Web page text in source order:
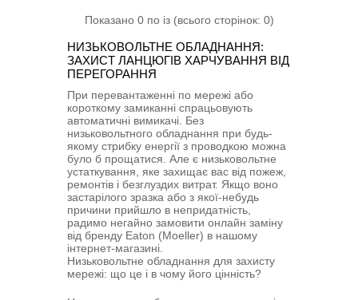
Показано 0 по із (всього сторінок: 0)
НИЗЬКОВОЛЬТНЕ ОБЛАДНАННЯ:
ЗАХИСТ ЛАНЦЮГІВ ХАРЧУВАННЯ ВІД
ПЕРЕГОРАННЯ
При перевантаженні по мережі або
короткому замиканні спрацьовують
автоматичні вимикачі. Без
низьковольтного обладнання при будь-
якому стрибку енергії з проводкою можна
було б прощатися. Але є низьковольтне
устаткування, яке захищає вас від пожеж,
ремонтів і безглуздих витрат. Якщо воно
застарілого зразка або з якої-небудь
причини прийшло в непридатність,
радимо негайно замовити онлайн заміну
від бренду Eaton (Moeller) в нашому
інтернет-магазині.
Низьковольтне обладнання для захисту
мережі: що це і в чому його цінність?